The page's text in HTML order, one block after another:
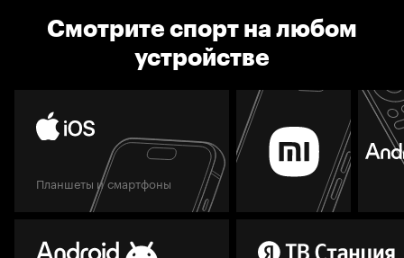
Смотрите спорт на любом
устройстве
Планшеты и смартфоны